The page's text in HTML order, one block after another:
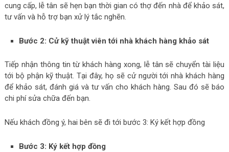
cung cấp, lễ tân sẽ hẹn bạn thời gian có thợ đến nhà để khảo sát,
tư vấn và hỗ trợ bạn xử lý tắc nghẽn.
Bước 2: Cử kỹ thuật viên tới nhà khách hàng khảo sát
Tiếp nhận thông tin từ khách hàng xong, lễ tân sẽ chuyển tài liệu
tới bộ phận kỹ thuật. Tại đây, họ sẽ cử người tới nhà khách hàng
để khảo sát, đánh giá và tư vấn cho khách hàng. Sau đó sẽ báo
chi phí sửa chữa đến bạn.
Nếu khách đồng ý, hai bên sẽ đi tới bước 3: Ký kết hợp đồng
Bước 3: Ký kết hợp đồng